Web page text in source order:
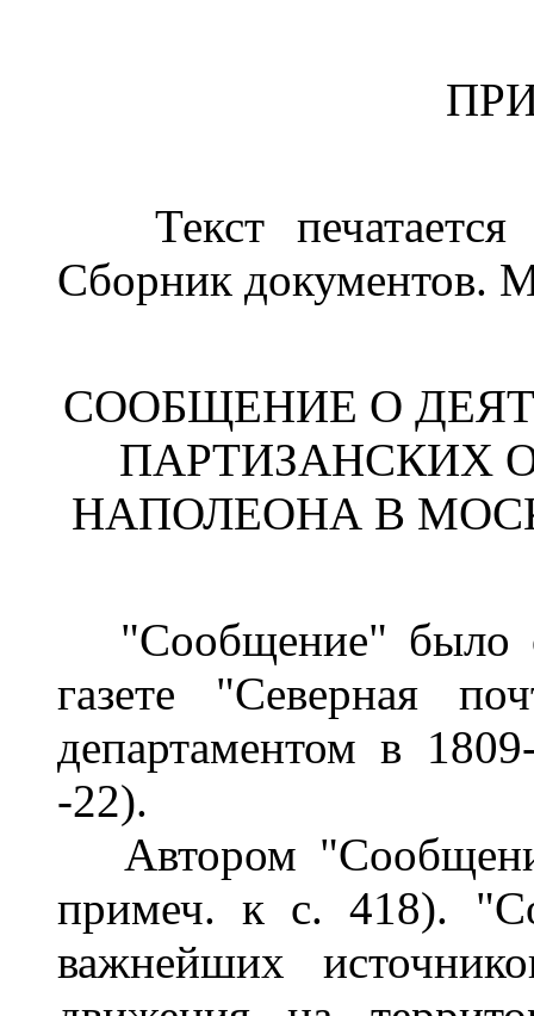
Текст
Сборник документов.
СООБЩЕНИЕ О
ПАРТИЗАНСКИХ
НАПОЛЕОНА В
"Сообщение" было
газете "Северная
департаментом в
-22).
Автором
примеч. к с. 418).
важнейших